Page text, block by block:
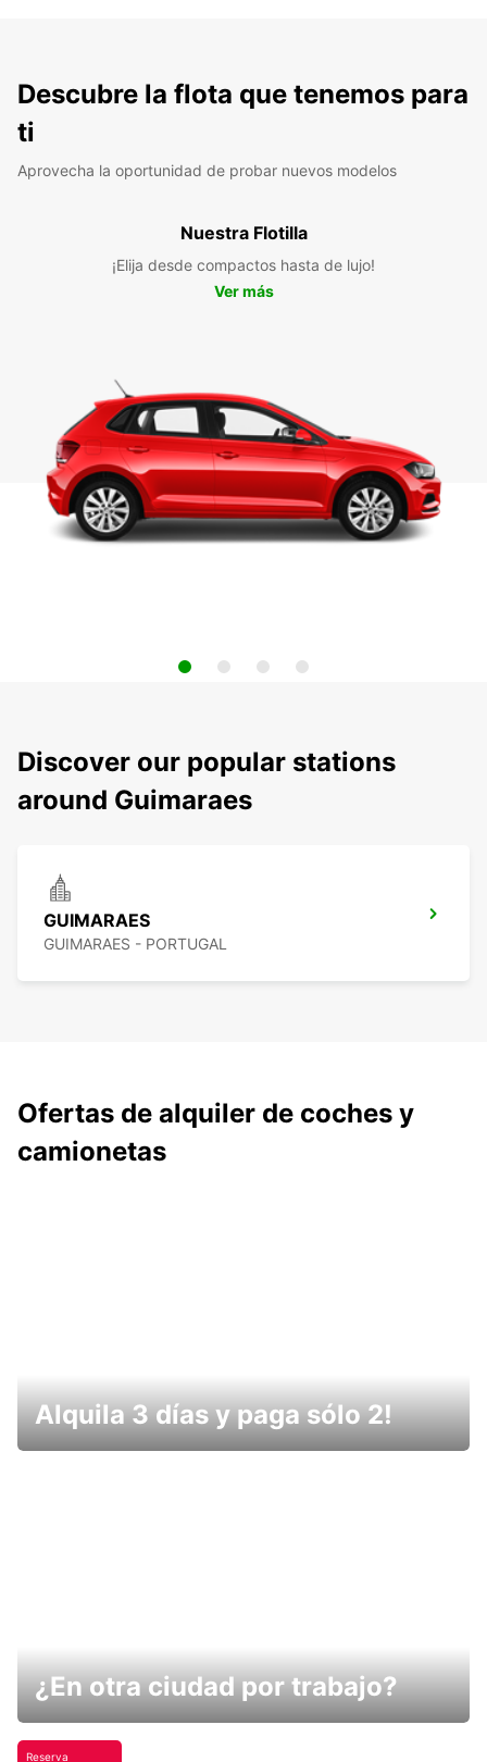
Descubre la flota que tenemos para
ti
Aprovecha la oportunidad de probar nuevos modelos
Nuestra Flotilla
¡Elija desde compactos hasta de lujo!
Ver más
Discover our popular stations
around Guimaraes
GUIMARAES
GUIMARAES - PORTUGAL
Ofertas de alquiler de coches y
camionetas
Alquila 3 días y paga sólo 2!
¿En otra ciudad por trabajo?
Reserva